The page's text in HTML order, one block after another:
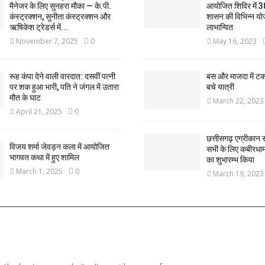
मैनेजर के लिए सुनहरा मौका — के.पी.
कंस्ट्रक्शन, सुनीता कंस्ट्रक्शन और
ऋषिकेश ट्रेडर्स में...
November 7, 2025 0
रूह कंपा देने वाली वारदात: दसवीं पत्नी
पर शक हुआ भारी, पति ने जंगल में उतारा
मौत के घाट
April 21, 2025 0
विजय शर्मा जेवड़न कला में आयोजित
भागवत कथा में हुए शामिल
March 1, 2025 0
आयोजित शिविर में
शासन की विभिन्न
लाभान्वित
May 16, 2023
बस और माजदा में
बचे यात्री
March 22, 2023
छत्तीसगढ़ एग्रीकान
सभी के लिए
का शुभारम्भ किया
March 19, 2023